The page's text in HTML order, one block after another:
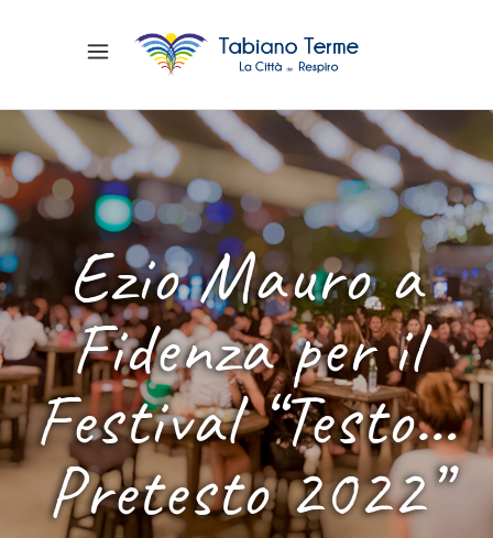
Ezio Mauro a
Fidenza per il
Festival “Testo…
Pretesto 2022”